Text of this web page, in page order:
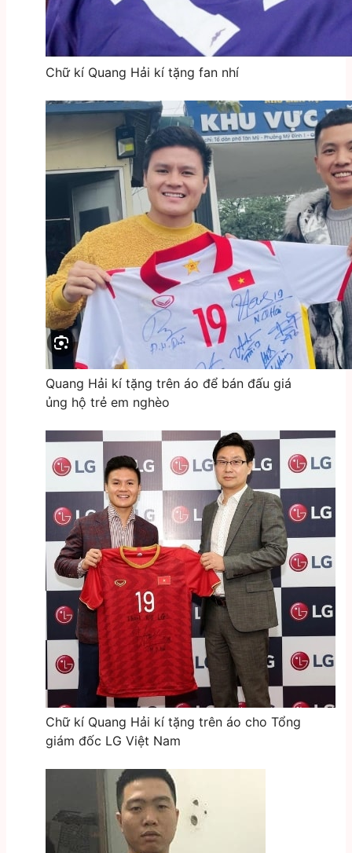
Chữ kí Quang Hải kí tặng fan nhí
Quang Hải kí tặng trên áo để bán đấu giá
ủng hộ trẻ em nghèo
Chữ kí Quang Hải kí tặng trên áo cho Tổng
giám đốc LG Việt Nam